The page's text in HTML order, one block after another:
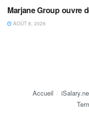
Marjane Group ouvre
AOÛT 8, 2026
Accueil